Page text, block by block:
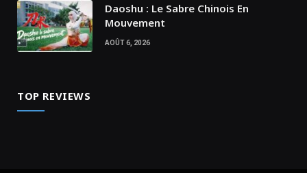
Daoshu : Le Sabre Chinois En
Mouvement
AOÛT 6, 2026
TOP REVIEWS